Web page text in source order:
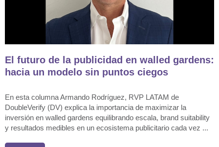
El futuro de la publicidad en walled gardens:
hacia un modelo sin puntos ciegos
En esta columna Armando Rodríguez, RVP LATAM de
DoubleVerify (DV) explica la importancia de maximizar la
inversión en walled gardens equilibrando escala, brand suitability
y resultados medibles en un ecosistema publicitario cada vez ...